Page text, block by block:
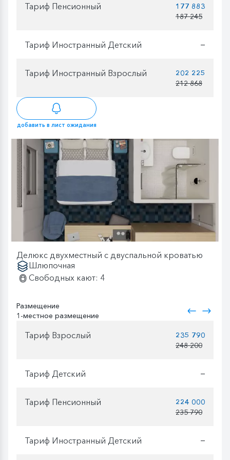
Тариф Пенсионный
177 883
187 245
Тариф Иностранный Детский —
Тариф Иностранный Взрослый
202 225
212 868
добавить в лист ожидания
Делюкс двухместный с двуспальной кроватью
Шлюпочная
Свободных кают: 4
Размещение
1-местное размещение
Тариф Взрослый
235 790
248 200
Тариф Детский —
Тариф Пенсионный
224 000
235 790
Тариф Иностранный Детский —